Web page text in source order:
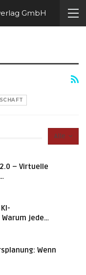
GmbH
Alle
– Virtuelle
jede…
Wenn